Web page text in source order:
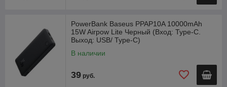
PowerBank Baseus PPAP10A 10000mAh
15W Airpow Lite Черный (Вход: Type-C.
Выход: USB/ Type-C)
В наличии
39 руб.